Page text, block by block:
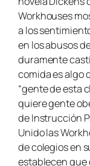
Workhouses
a los
en los abusos
duramente
comida es algo
“gente de esta
quiere gente
de Instrucción
Unido las
de colegios en
establecen que